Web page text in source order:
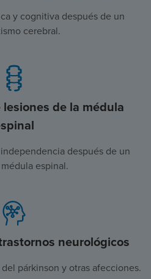
y cognitiva después de un
cerebral.
de la médula
después de un
espinal.
neurológicos
párkinson y otras afecciones.